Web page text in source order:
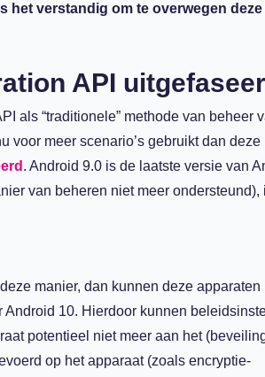
het verstandig om te overwegen
API
als “traditionele” methode van beheer
voor meer scenario’s gebruikt dan deze
. Android 9.0 is de laatste versie van
van beheren niet meer ondersteund),
manier, dan kunnen deze apparaten
10. Hierdoor kunnen
potentieel niet meer aan het
op het apparaat (zoals encryptie-